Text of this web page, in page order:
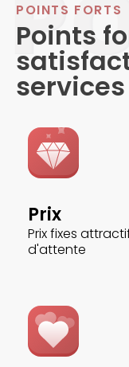
POINTS FORTS
Points
services
Prix
Prix fixes
d'attente